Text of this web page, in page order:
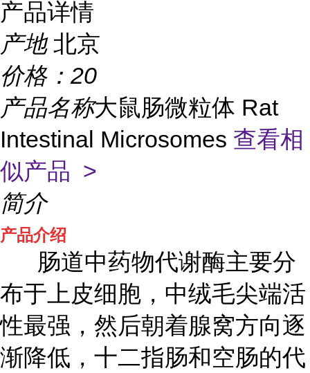
产品详情
产地 北京
价格： 20
产品名称大鼠肠微粒体 Rat
Intestinal Microsomes 查看相
似产品 >
简介
产品介绍
肠道中药物代谢酶主要分
布于上皮细胞，中绒毛尖端活
性最强，然后朝着腺窝方向逐
渐降低，十二指肠和空肠的代